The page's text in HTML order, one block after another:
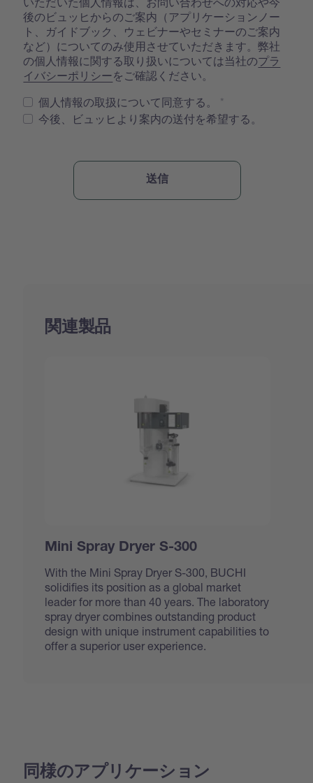
後のビュッヒからのご案内（アプリケーションノー
ト、ガイドブック、ウェビナーやセミナーのご案内
など）についてのみ使用させていただきます。弊社
の個人情報に関する取り扱いについては当社のプラ
イバシーポリシーをご確認ください。
個人情報の取扱について同意する。
今後、ビュッヒより案内の送付を希望する。
関連製品
Mini Spray Dryer S-300
With the Mini Spray Dryer S-300, BUCHI
solidifies its position as a global market
leader for more than 40 years. The laboratory
spray dryer combines outstanding product
design with unique instrument capabilities to
offer a superior user experience.
同様のアプリケーション